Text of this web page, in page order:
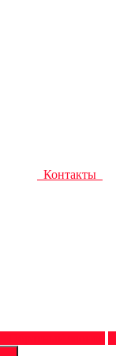
Контакты